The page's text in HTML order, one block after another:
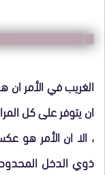
الغريب في الأمر ان
ان يتوفر على كل
، الا ان الأمر
ذوي الدخل المحدود